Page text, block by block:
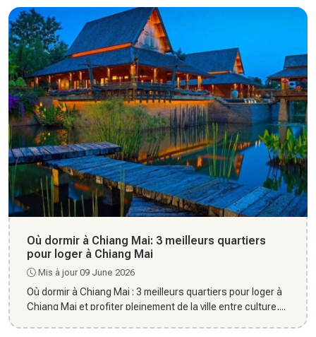
Où dormir à Chiang Mai: 3 meilleurs quartiers
pour loger à Chiang Mai
Mis à jour 09 June 2026
Où dormir à Chiang Mai : 3 meilleurs quartiers pour loger à
Chiang Mai et profiter pleinement de la ville entre culture,...